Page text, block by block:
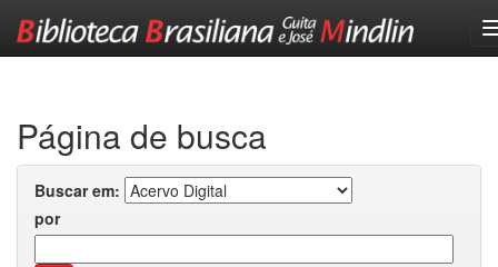
Página de busca
Buscar em:
por